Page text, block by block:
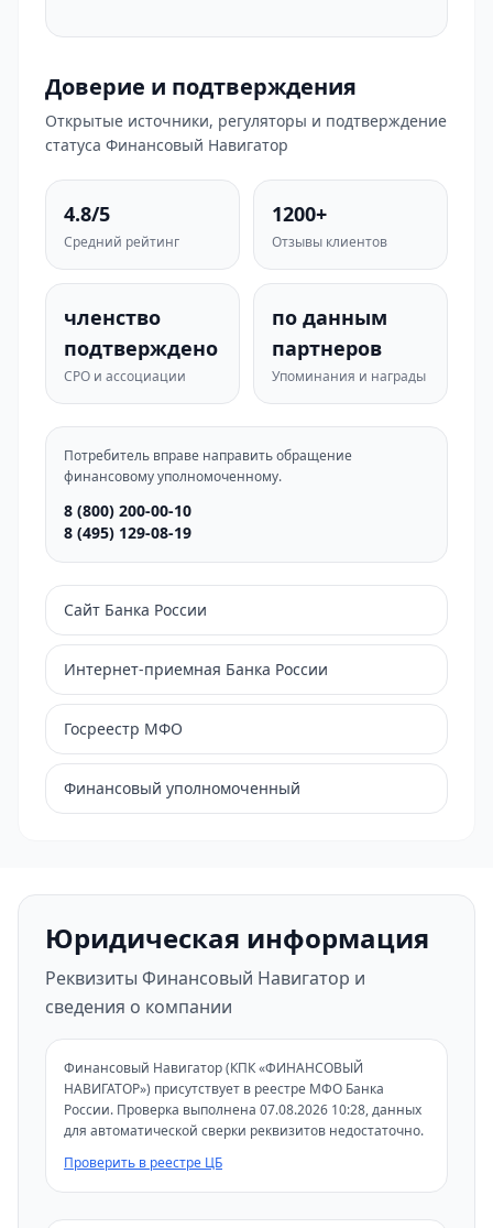
Доверие и подтверждения
Открытые источники, регуляторы и подтверждение
статуса Финансовый Навигатор
4.8/5
Средний рейтинг
1200+
Отзывы клиентов
членство
подтверждено
СРО и ассоциации
по данным
партнеров
Упоминания и награды
Потребитель вправе направить обращение
финансовому уполномоченному.
8 (800) 200-00-10
8 (495) 129-08-19
Сайт Банка России
Интернет-приемная Банка России
Госреестр МФО
Финансовый уполномоченный
Юридическая информация
Реквизиты Финансовый Навигатор и
сведения о компании
Финансовый Навигатор (КПК «ФИНАНСОВЫЙ
НАВИГАТОР») присутствует в реестре МФО Банка
России. Проверка выполнена 07.08.2026 10:28, данных
для автоматической сверки реквизитов недостаточно.
Проверить в реестре ЦБ